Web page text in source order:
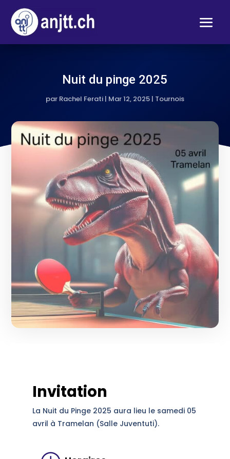
Nuit du pinge 2025
par Rachel Ferati| Mar 12, 2025| Tournois
Invitation
La Nuit du Pinge 2025 aura lieu le samedi 05
avril à Tramelan (Salle Juventuti).